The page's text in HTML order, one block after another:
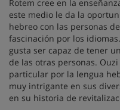
Rotem cree en la
este medio le da la
hebreo con las personas
fascinación por los
gusta ser capaz de tener
de las otras personas.
particular por la lengua
muy intrigante en sus
en su historia de